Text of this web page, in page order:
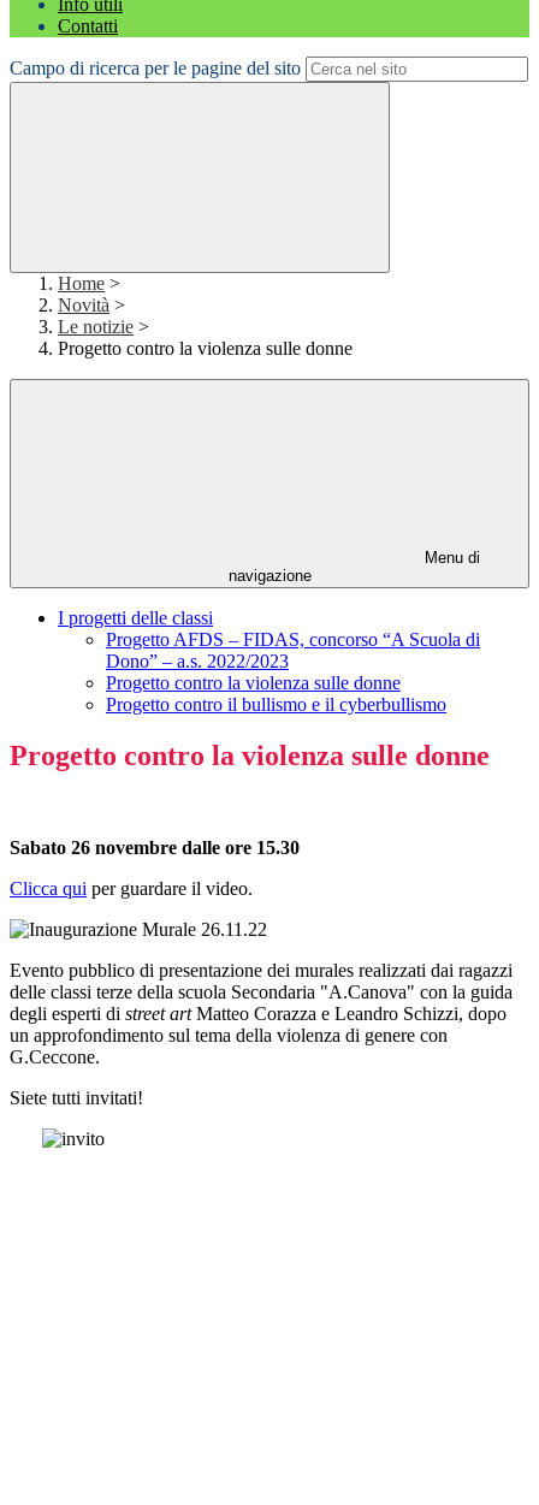
Info utili
Contatti
Campo di ricerca per le pagine del sito
Home >
Novità >
Le notizie >
Progetto contro la violenza sulle donne
Menu di
navigazione
I progetti delle classi
Progetto AFDS – FIDAS, concorso “A Scuola di
Dono” – a.s. 2022/2023
Progetto contro la violenza sulle donne
Progetto contro il bullismo e il cyberbullismo
Progetto contro la violenza sulle donne
Sabato 26 novembre dalle ore 15.30
Clicca qui per guardare il video.
Evento pubblico di presentazione dei murales realizzati dai ragazzi
delle classi terze della scuola Secondaria "A.Canova" con la guida
degli esperti di street artMatteo Corazza e Leandro Schizzi, dopo
un approfondimento sul tema della violenza di genere con
G.Ceccone.
Siete tutti invitati!